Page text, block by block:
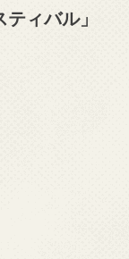
ィバル」